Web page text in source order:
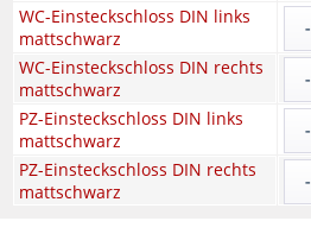
WC-Einsteckschloss DIN links
mattschwarz
-
WC-Einsteckschloss DIN rechts
mattschwarz
-
PZ-Einsteckschloss DIN links
mattschwarz
-
PZ-Einsteckschloss DIN rechts
mattschwarz
-